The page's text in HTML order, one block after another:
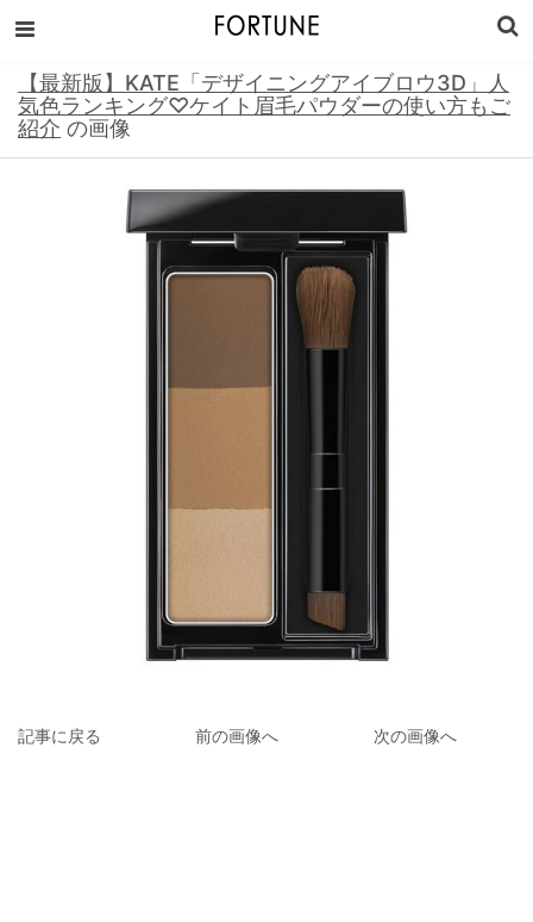
【最新版】KATE「デザイニングアイブロウ3D」人
気色ランキング♡ケイト眉毛パウダーの使い方もご
紹介 の画像
記事に戻る 前の画像へ 次の画像へ